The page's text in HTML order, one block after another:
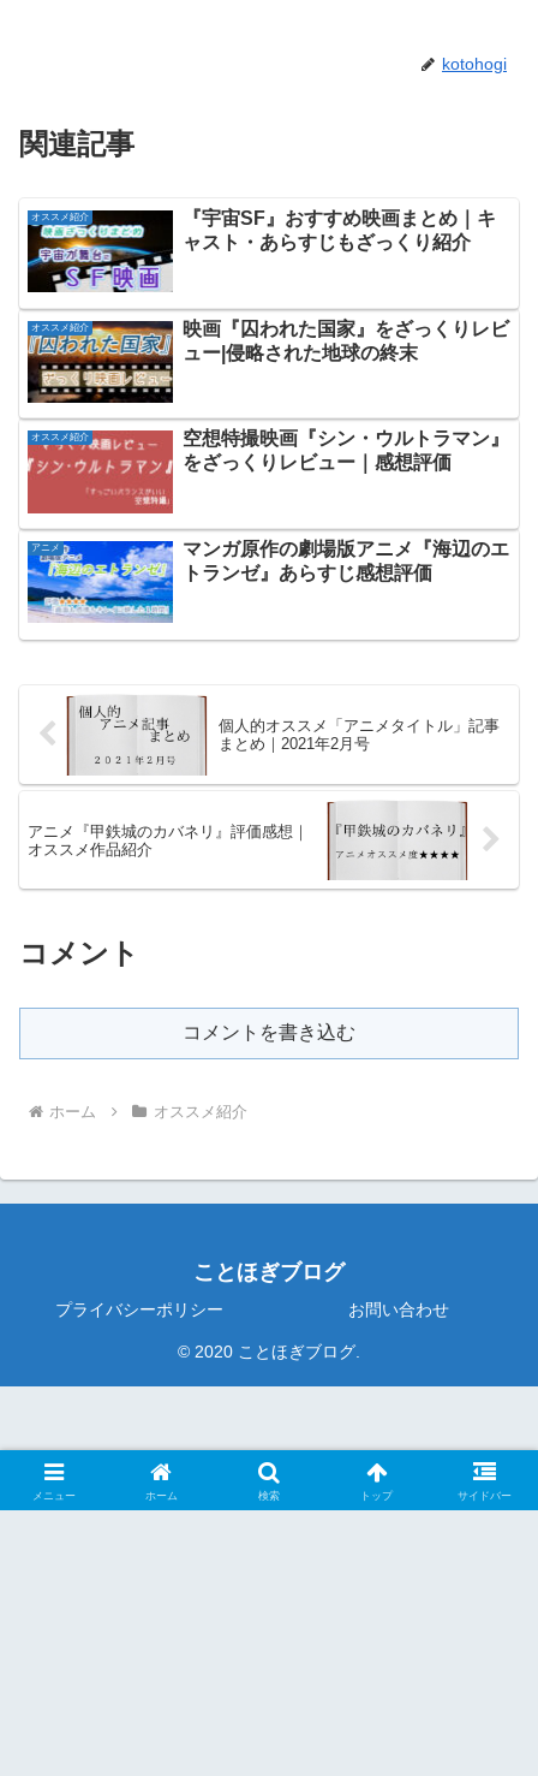
kotohogi
関連記事
オススメ紹介
『宇宙SF』おすすめ映画まとめ｜キ
ャスト・あらすじもざっくり紹介
オススメ紹介
映画『囚われた国家』をざっくりレビ
ュー|侵略された地球の終末
オススメ紹介
空想特撮映画『シン・ウルトラマン』
をざっくりレビュー｜感想評価
アニメ
マンガ原作の劇場版アニメ『海辺のエ
トランゼ』あらすじ感想評価
個人的オススメ「アニメタイトル」記事
まとめ｜2021年2月号
アニメ『甲鉄城のカバネリ』評価感想｜
オススメ作品紹介
コメント
コメントを書き込む
ホーム オススメ紹介
ことほぎブログ
プライバシーポリシー お問い合わせ
© 2020 ことほぎブログ.
メニュー ホーム 検索 トップ サイドバー